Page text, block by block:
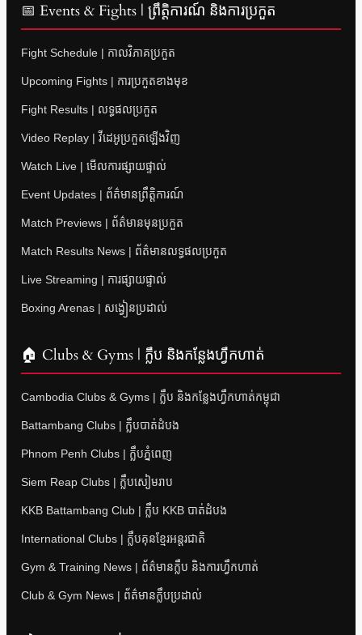
📅 Events & Fights | ព្រឹត្តិការណ៍ និងការប្រកួត
Fight Schedule | កាលវិភាគប្រកួត
Upcoming Fights | ការប្រកួតខាងមុខ
Fight Results | លទ្ធផលប្រកួត
Video Replay | វីដេអូប្រកួតឡើងវិញ
Watch Live | មើលការផ្សាយផ្ទាល់
Event Updates | ព័ត៌មានព្រឹត្តិការណ៍
Match Previews | ព័ត៌មានមុនប្រកួត
Match Results News | ព័ត៌មានលទ្ធផលប្រកួត
Live Streaming | ការផ្សាយផ្ទាល់
Boxing Arenas | សង្វៀនប្រដាល់
🏠 Clubs & Gyms | ក្លឹប និងកន្លែងហ្វឹកហាត់
Cambodia Clubs & Gyms | ក្លឹប និងកន្លែងហ្វឹកហាត់កម្ពុជា
Battambang Clubs | ក្លឹបបាត់ដំបង
Phnom Penh Clubs | ក្លឹបភ្នំពេញ
Siem Reap Clubs | ក្លឹបសៀមរាប
KKB Battambang Club | ក្លឹប KKB បាត់ដំបង
International Clubs | ក្លឹបគុនខ្មែរអន្តរជាតិ
Gym & Training News | ព័ត៌មានក្លឹប និងការហ្វឹកហាត់
Club & Gym News | ព័ត៌មានក្លឹបប្រដាល់